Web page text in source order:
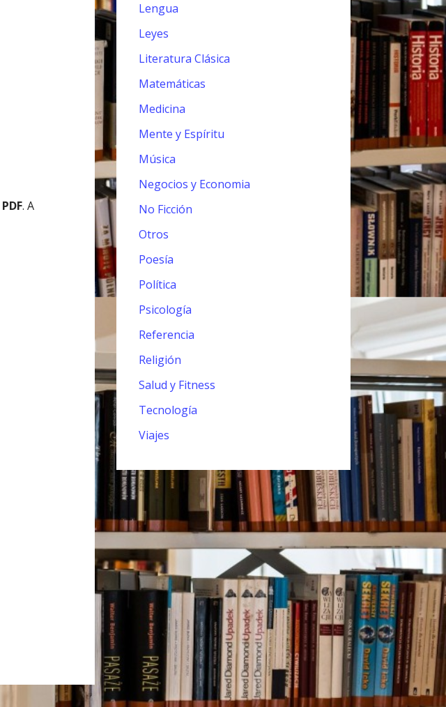
PDF. A
Lengua
Leyes
Literatura Clásica
Matemáticas
Medicina
Mente y Espíritu
Música
Negocios y Economia
No Ficción
Otros
Poesía
Política
Psicología
Referencia
Religión
Salud y Fitness
Tecnología
Viajes